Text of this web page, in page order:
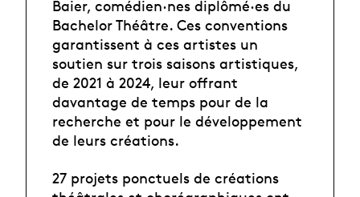
Baier, comédien·nes diplômé·es du
Bachelor Théâtre. Ces conventions
garantissent à ces artistes un
soutien sur trois saisons artistiques,
de 2021 à 2024, leur offrant
davantage de temps pour de la
recherche et pour le développement
de leurs créations.
27 projets ponctuels de créations